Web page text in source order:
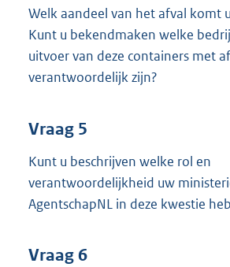
Welk aandeel van het afval komt
Kunt u bekendmaken welke
uitvoer van deze containers met
verantwoordelijk zijn?
Vraag 5
Kunt u beschrijven welke rol en
verantwoordelijkheid uw
AgentschapNL in deze kwestie
Vraag 6